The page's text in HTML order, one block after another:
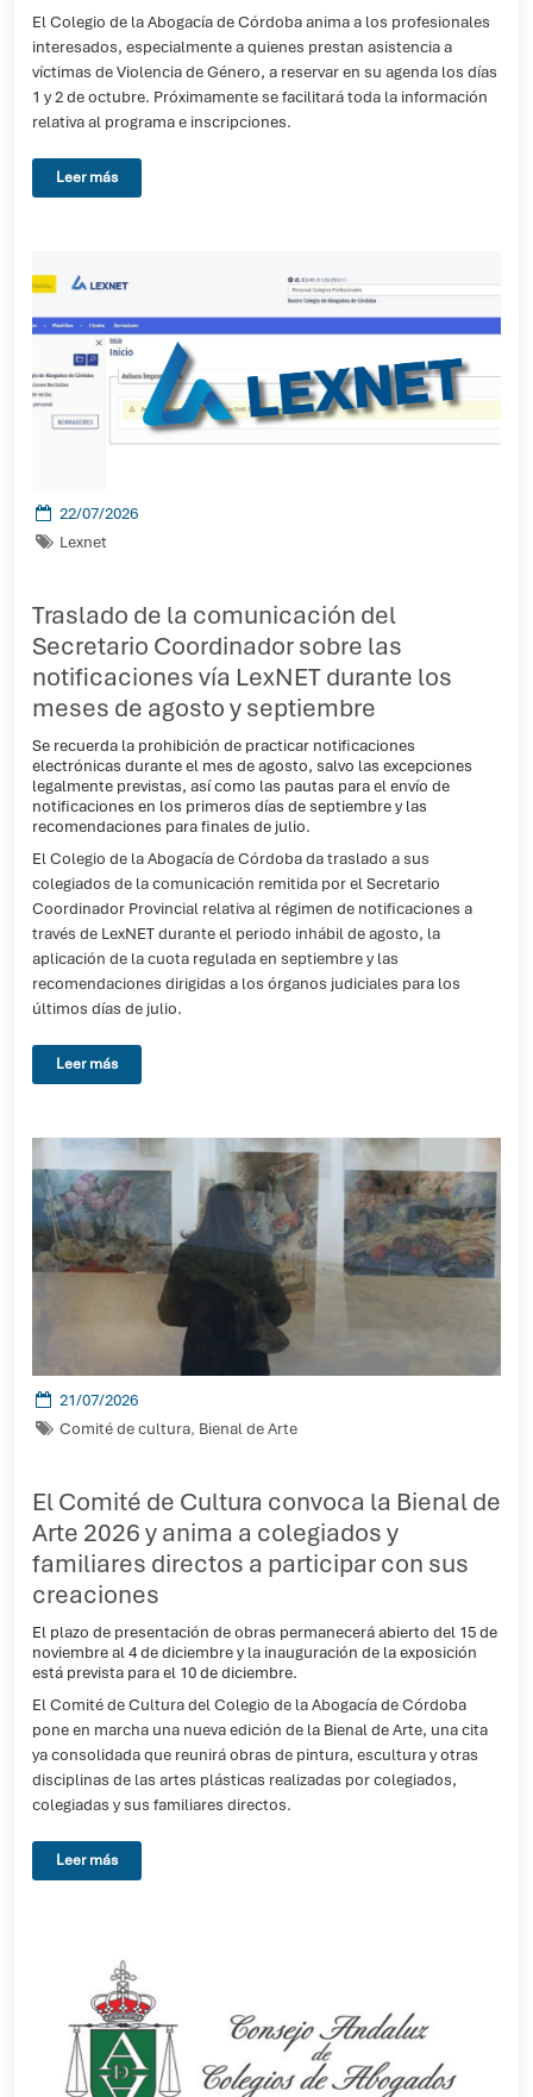
El Colegio de la Abogacía de Córdoba anima a los profesionales
interesados, especialmente a quienes prestan asistencia a
víctimas de Violencia de Género, a reservar en su agenda los días
1 y 2 de octubre. Próximamente se facilitará toda la información
relativa al programa e inscripciones.
Leer más
22/07/2026
Lexnet
Traslado de la comunicación del
Secretario Coordinador sobre las
notificaciones vía LexNET durante los
meses de agosto y septiembre
Se recuerda la prohibición de practicar notificaciones
electrónicas durante el mes de agosto, salvo las excepciones
legalmente previstas, así como las pautas para el envío de
notificaciones en los primeros días de septiembre y las
recomendaciones para finales de julio.
El Colegio de la Abogacía de Córdoba da traslado a sus
colegiados de la comunicación remitida por el Secretario
Coordinador Provincial relativa al régimen de notificaciones a
través de LexNET durante el periodo inhábil de agosto, la
aplicación de la cuota regulada en septiembre y las
recomendaciones dirigidas a los órganos judiciales para los
últimos días de julio.
Leer más
21/07/2026
Comité de cultura, Bienal de Arte
El Comité de Cultura convoca la Bienal de
Arte 2026 y anima a colegiados y
familiares directos a participar con sus
creaciones
El plazo de presentación de obras permanecerá abierto del 15 de
noviembre al 4 de diciembre y la inauguración de la exposición
está prevista para el 10 de diciembre.
El Comité de Cultura del Colegio de la Abogacía de Córdoba
pone en marcha una nueva edición de la Bienal de Arte, una cita
ya consolidada que reunirá obras de pintura, escultura y otras
disciplinas de las artes plásticas realizadas por colegiados,
colegiadas y sus familiares directos.
Leer más